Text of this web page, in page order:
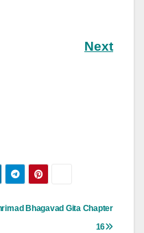
Next
Bhagavad Gita Chapter
16